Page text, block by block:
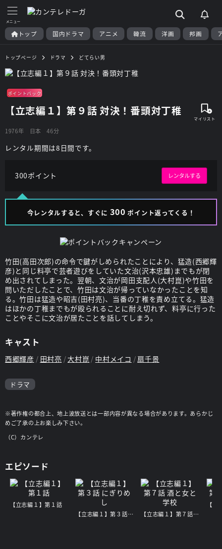
トップ 国内ドラマ アニメ 韓流 洋画 邦画
トップページ ドラマ どてらい男
ポイントバック
【立志編１】第９話 対決！番頭対丁稚
1976年 日本 46分
レンタル期間は8日間です。
300ポイント レンタルする
今レンタルすると、すぐに 300 ポイント返ってくる！
竹田(高田次郎)の命令で鍵がしめられたことにより、猛造(西郷輝
彦)と同じ料亭で芸者遊びをしていた文治(沢本忠雄)までもが閉
め出されてしまった。翌朝、文治が岡田支配人(大村崑)や竹田を
問いただしたことで、竹田は文治が帰っていなかったことを知
る。竹田は猛造や昭吉(田村亮)、当番の丁稚を責め立てる。猛造
はほかの丁稚までもが殴られることに耐え切れず、料亭に行った
ことやそこに文治が居たことを話してしまう。
キャスト
西郷輝彦 田村亮 大村崑 中村メイコ 扇千景
ドラマ
※著作権の都合上、地上波放送とは一部内容が異なる場合があります。あらかじ
めご了承の上お楽しみ下さい。
（C）カンテレ
エピソード
【立志編１】第１話
【立志編１】第３話 にぎりめし
【立志編１】第７話 酒と女と学校